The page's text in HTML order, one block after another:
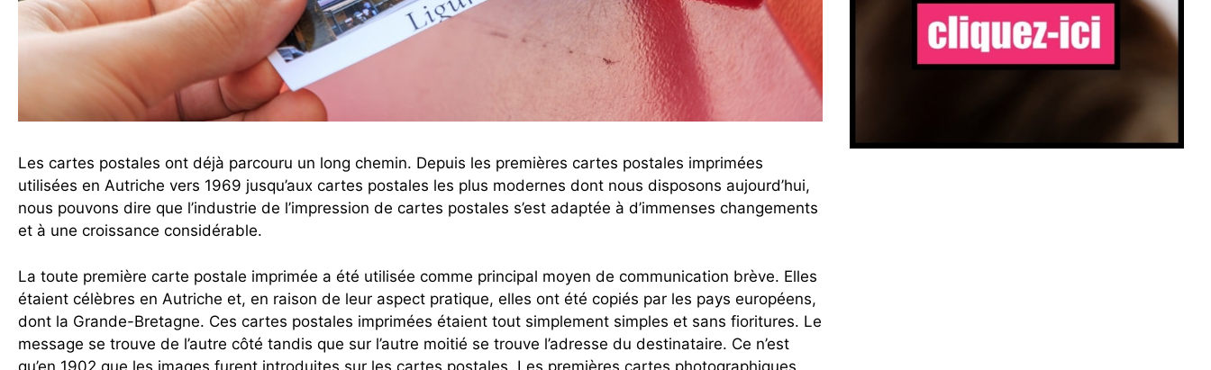
Les cartes postales ont déjà parcouru un long chemin. Depuis les premières cartes postales imprimées
utilisées en Autriche vers 1969 jusqu’aux cartes postales les plus modernes dont nous disposons aujourd’hui,
nous pouvons dire que l’industrie de l’impression de cartes postales s’est adaptée à d’immenses changements
et à une croissance considérable.
La toute première carte postale imprimée a été utilisée comme principal moyen de communication brève. Elles
étaient célèbres en Autriche et, en raison de leur aspect pratique, elles ont été copiés par les pays européens,
dont la Grande-Bretagne. Ces cartes postales imprimées étaient tout simplement simples et sans fioritures. Le
message se trouve de l’autre côté tandis que sur l’autre moitié se trouve l’adresse du destinataire. Ce n’est
qu’en 1902 que les images furent introduites sur les cartes postales. Les premières cartes photographiques